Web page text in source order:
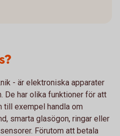
- är elektroniska apparater
De har olika funktioner för att
till exempel handla om
smarta glasögon, ringar eller
Förutom att betala